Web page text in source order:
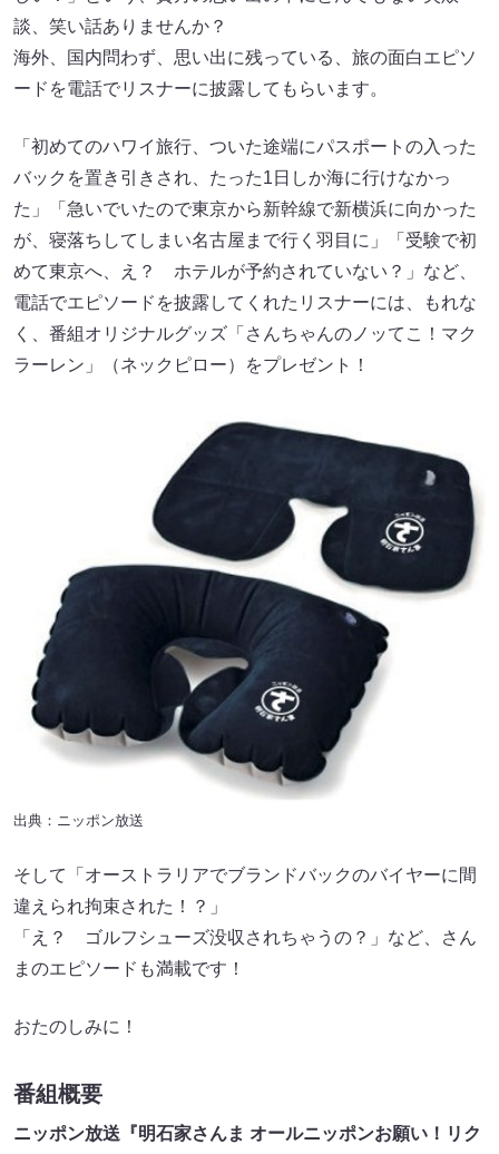
談、笑い話ありませんか？
海外、国内問わず、思い出に残っている、旅の面白エピソ
ードを電話でリスナーに披露してもらいます。
「初めてのハワイ旅行、ついた途端にパスポートの入った
バックを置き引きされ、たった1日しか海に行けなかっ
た」「急いでいたので東京から新幹線で新横浜に向かった
が、寝落ちしてしまい名古屋まで行く羽目に」「受験で初
めて東京へ、え？ ホテルが予約されていない？」など、
電話でエピソードを披露してくれたリスナーには、もれな
く、番組オリジナルグッズ「さんちゃんのノッてこ！マク
ラーレン」（ネックピロー）をプレゼント！
出典：ニッポン放送
そして「オーストラリアでブランドバックのバイヤーに間
違えられ拘束された！？」
「え？ ゴルフシューズ没収されちゃうの？」など、さん
まのエピソードも満載です！
おたのしみに！
番組概要
ニッポン放送『明石家さんま オールニッポンお願い！リク